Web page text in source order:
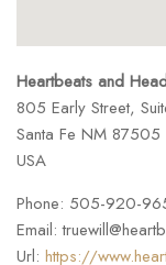
Heartbeats and
805 Early Street,
Santa Fe NM 87505
USA
Phone: 505-920-
Email:
Url: https://